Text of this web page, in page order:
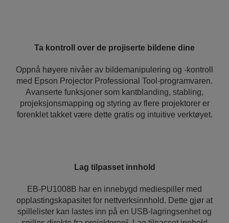
Ta kontroll over de projiserte bildene dine
Oppnå høyere nivåer av bildemanipulering og -kontroll
med Epson Projector Professional Tool-programvaren.
Avanserte funksjoner som kantblanding, stabling,
projeksjonsmapping og styring av flere projektorer er
forenklet takket være dette gratis og intuitive verktøyet.
Lag tilpasset innhold
EB-PU1008B har en innebygd mediespiller med
opplastingskapasitet for nettverksinnhold. Dette gjør at
spillelister kan lastes inn på en USB-lagringsenhet og